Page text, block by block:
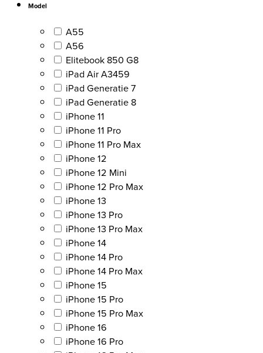
Model
A55
A56
Elitebook 850 G8
iPad Air A3459
iPad Generatie 7
iPad Generatie 8
iPhone 11
iPhone 11 Pro
iPhone 11 Pro Max
iPhone 12
iPhone 12 Mini
iPhone 12 Pro Max
iPhone 13
iPhone 13 Pro
iPhone 13 Pro Max
iPhone 14
iPhone 14 Pro
iPhone 14 Pro Max
iPhone 15
iPhone 15 Pro
iPhone 15 Pro Max
iPhone 16
iPhone 16 Pro